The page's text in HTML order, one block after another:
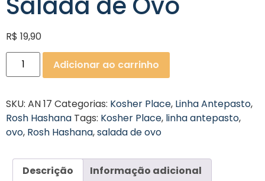
R$ 19,90
Adicionar ao carrinho
SKU: AN 17 Categorias: Kosher Place, Linha Antepasto,
Rosh Hashana Tags: Kosher Place, linha antepasto,
ovo, Rosh Hashana,salada de ovo
Descrição
Informação adicional